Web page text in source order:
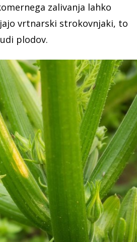
zalivanja lahko
vrtnarski strokovnjaki, to
plodov.